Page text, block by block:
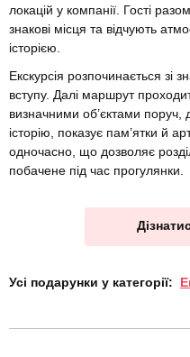
локацій у компанії. Гості
знакові місця та відчують
історією.
Екскурсія розпочинається зі
вступу. Далі маршрут
визначними об’єктами поруч,
історію, показує пам’ятки й
одночасно, що дозволяє
побачене під час прогулянки.
Усі подарунки у категорії: